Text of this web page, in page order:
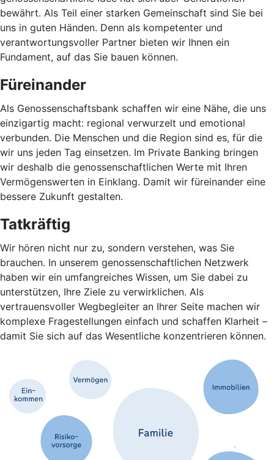
bewährt. Als Teil einer starken Gemeinschaft sind Sie bei
uns in guten Händen. Denn als kompetenter und
verantwortungsvoller Partner bieten wir Ihnen ein
Fundament, auf das Sie bauen können.
Füreinander
Als Genossenschaftsbank schaffen wir eine Nähe, die uns
einzigartig macht: regional verwurzelt und emotional
verbunden. Die Menschen und die Region sind es, für die
wir uns jeden Tag einsetzen. Im Private Banking bringen
wir deshalb die genossenschaftlichen Werte mit Ihren
Vermögenswerten in Einklang. Damit wir füreinander eine
bessere Zukunft gestalten.
Tatkräftig
Wir hören nicht nur zu, sondern verstehen, was Sie
brauchen. In unserem genossenschaftlichen Netzwerk
haben wir ein umfangreiches Wissen, um Sie dabei zu
unterstützen, Ihre Ziele zu verwirklichen. Als
vertrauensvoller Wegbegleiter an Ihrer Seite machen wir
komplexe Fragestellungen einfach und schaffen Klarheit –
damit Sie sich auf das Wesentliche konzentrieren können.